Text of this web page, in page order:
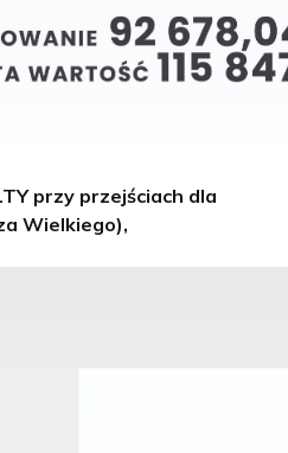
przy przejściach dla
Wielkiego),